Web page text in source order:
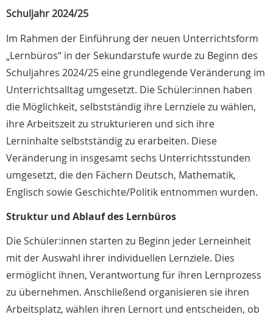
Schuljahr 2024/25
Im Rahmen der Einführung der neuen Unterrichtsform
„Lernbüros“ in der Sekundarstufe wurde zu Beginn des
Schuljahres 2024/25 eine grundlegende Veränderung im
Unterrichtsalltag umgesetzt. Die Schüler:innen haben
die Möglichkeit, selbstständig ihre Lernziele zu wählen,
ihre Arbeitszeit zu strukturieren und sich ihre
Lerninhalte selbstständig zu erarbeiten. Diese
Veränderung in insgesamt sechs Unterrichtsstunden
umgesetzt, die den Fächern Deutsch, Mathematik,
Englisch sowie Geschichte/Politik entnommen wurden.
Struktur und Ablauf des Lernbüros
Die Schüler:innen starten zu Beginn jeder Lerneinheit
mit der Auswahl ihrer individuellen Lernziele. Dies
ermöglicht ihnen, Verantwortung für ihren Lernprozess
zu übernehmen. Anschließend organisieren sie ihren
Arbeitsplatz, wählen ihren Lernort und entscheiden, ob